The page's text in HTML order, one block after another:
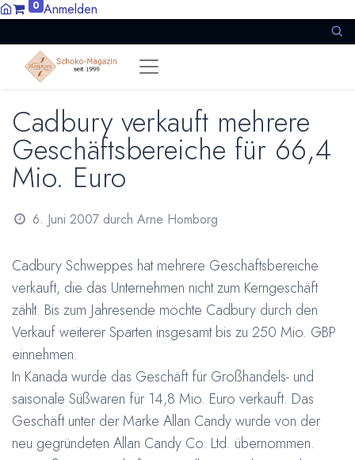
0 Anmelden
Cadbury verkauft mehrere
Geschäftsbereiche für 66,4
Mio. Euro
6. Juni 2007 durch Arne Homborg
Cadbury Schweppes hat mehrere Geschäftsbereiche
verkauft, die das Unternehmen nicht zum Kerngeschäft
zählt. Bis zum Jahresende möchte Cadbury durch den
Verkauf weiterer Sparten insgesamt bis zu 250 Mio. GBP
einnehmen.
In Kanada wurde das Geschäft für Großhandels- und
saisonale Süßwaren für 14,8 Mio. Euro verkauft. Das
Geschäft unter der Marke Allan Candy wurde von der
neu gegründeten Allan Candy Co. Ltd. übernommen.